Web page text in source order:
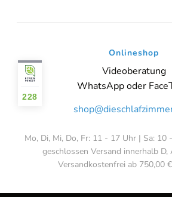
Onlineshop
Videoberatung
WhatsApp oder
Mo, Di, Mi, Do, Fr: 11 - 17 Uhr | Sa:
geschlossen Versand innerhalb D,
Versandkostenfrei ab 750,00
228